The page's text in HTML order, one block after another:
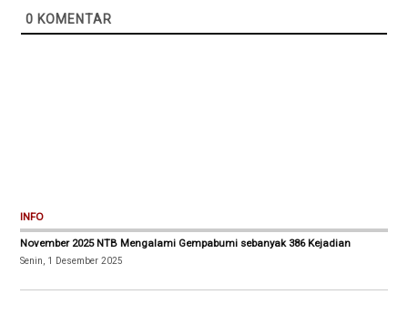
0 KOMENTAR
INFO
November 2025 NTB Mengalami Gempabumi sebanyak 386 Kejadian
Senin, 1 Desember 2025